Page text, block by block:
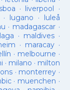
· liverpool ·
· lugano · luleå
· madagascar·
· maldives·
· maracay·
· melbourne ·
· milano · milton
· monterrey ·
· muenchen ·